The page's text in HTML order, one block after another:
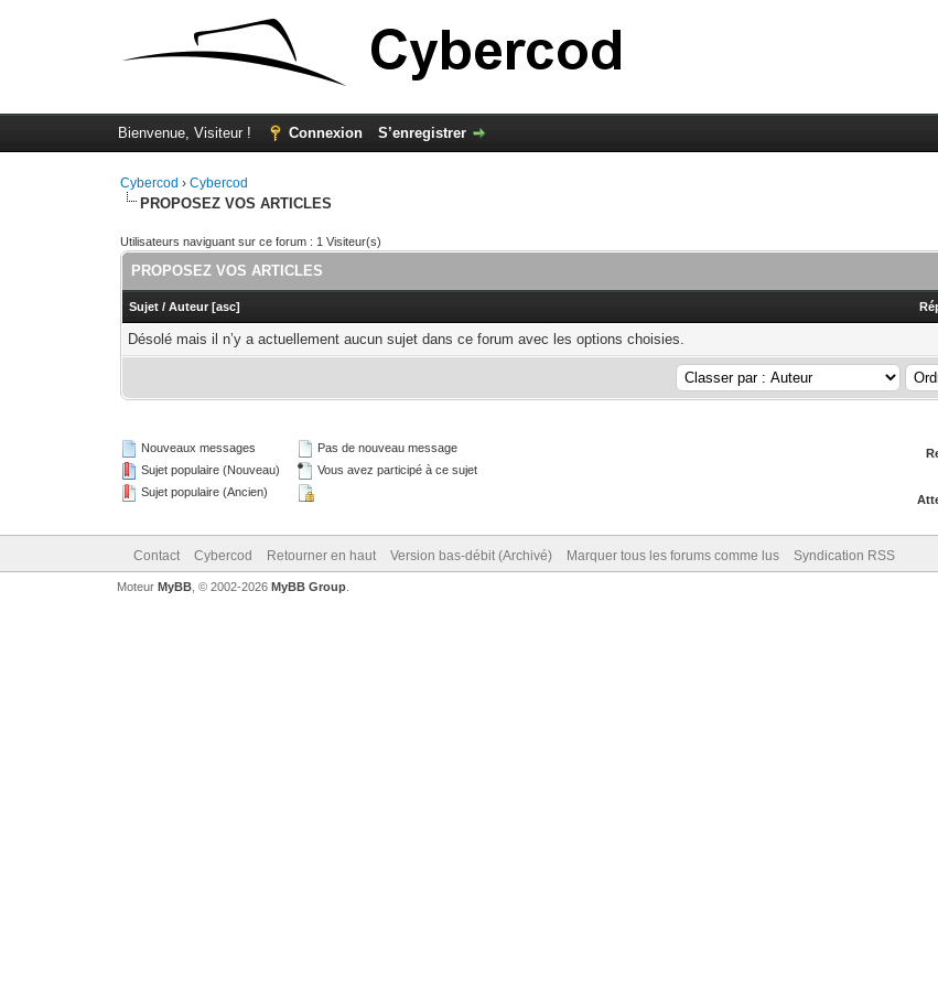
Bienvenue, Visiteur ! Connexion S’enregistrer
Cybercod ›Cybercod
PROPOSEZ VOS ARTICLES
Utilisateurs naviguant sur ce forum : 1 Visiteur(s)
PROPOSEZ VOS ARTICLES
Sujet /Auteur [asc]
Désolé mais il n’y a actuellement aucun sujet dans ce forum avec les options choisies.
Nouveaux messages
Sujet populaire (Nouveau)
Sujet populaire (Ancien)
Pas de nouveau message
Vous avez participé à ce sujet
Contact Cybercod Retourner en haut Version bas-débit (Archivé) Marquer tous les forums comme lus Syndication RSS
Moteur MyBB, © 2002-2026 MyBB Group.